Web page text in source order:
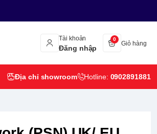
Tài khoản
Đăng nhập
0
Giỏ hàng
Địa chỉ showroom Hotline: 0902891881